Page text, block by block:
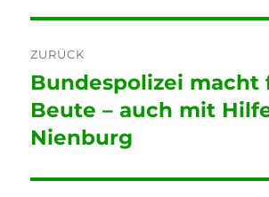
ZURÜCK
Vorheriger
Beitrag:
Bundespolizei macht
Beute – auch mit
Nienburg